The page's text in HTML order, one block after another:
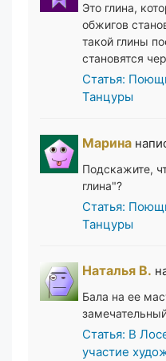
Это глина,
обжигов
такой глины
становятся
Статья:
Танцуры
Марина
Подскажите,
глина"?
Статья:
Танцуры
Наталья В.
Бала на ее
Статья: В
участие